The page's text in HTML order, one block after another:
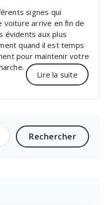
signes qui
voiture arrive en fin de
évidents aux plus
quand il est temps
pour maintenir votre
Lire la suite